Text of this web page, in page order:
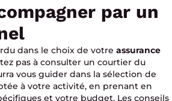
par un
dans le choix de votre assurance
pas à consulter un courtier du
vous guider dans la sélection de
à votre activité, en prenant en
et votre budget. Les conseils